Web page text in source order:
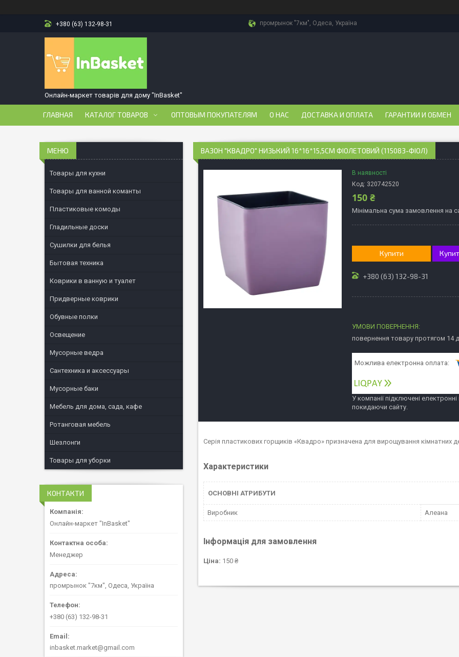
+380 (63) 132-98-31 промрынок "7км", Одеса, Україна
Онлайн-маркет товарів для дому "InBasket"
ГЛАВНАЯ КАТАЛОГ ТОВАРОВ ОПТОВЫМ ПОКУПАТЕЛЯМ О НАС ДОСТАВКА И ОПЛАТА ГАРАНТИИ И ОБМЕН
ВАЗОН "КВАДРО" НИЗЬКИЙ 16*16*15,5СМ ФІОЛЕТОВИЙ (115083-ФІОЛ)
В наявності
Код: 320742520
150 ₴
Мінімальна сума замовлення на
Купити
+380 (63) 132-98-31
повернення товару протягом 14
У компанії підключені
покидаючи сайту.
Серія пластикових горщиків «Квадро» призначена для вирощування кімнатних
Характеристики
ОСНОВНІ АТРИБУТИ
Виробник Алеана
Інформація для замовлення
Ціна: 150 ₴
Товары для кухни
Товары для ванной команты
Пластиковые комоды
Гладильные доски
Сушилки для белья
Бытовая техника
Коврики в ванную и туалет
Придверные коврики
Обувные полки
Освещение
Мусорные ведра
Сантехника и аксессуары
Мусорные баки
Мебель для дома, сада, кафе
Ротанговая мебель
Шезлонги
Товары для уборки
КОНТАКТИ
Онлайн-маркет "InBasket"
Менеджер
промрынок "7км", Одеса, Україна
+380 (63) 132-98-31
inbasket.market@gmail.com